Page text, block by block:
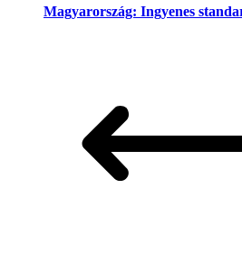
Magyarország: Ingyenes